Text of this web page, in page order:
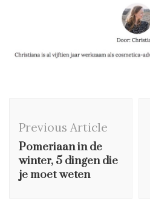
Navigation
Previous Article
Pomeriaan in de
winter, 5 dingen die
je moet weten